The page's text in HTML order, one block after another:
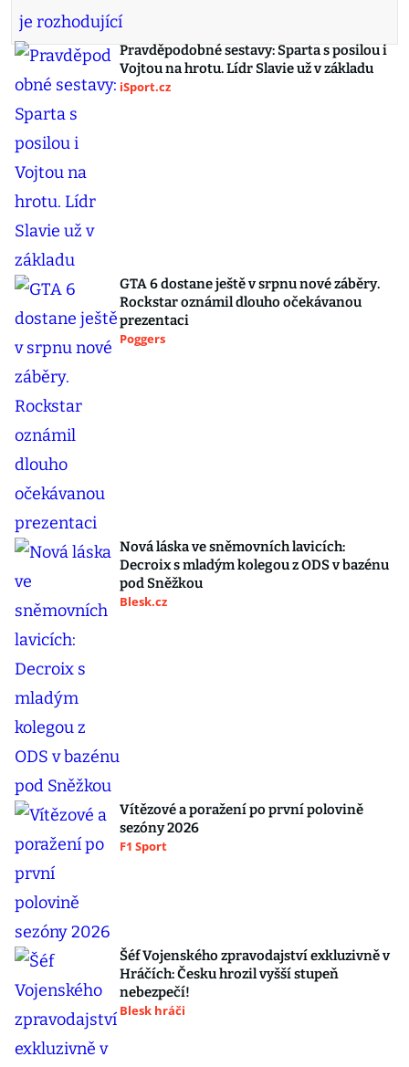
Pravděpodobné sestavy: Sparta s posilou i
Vojtou na hrotu. Lídr Slavie už v základu
iSport.cz
GTA 6 dostane ještě v srpnu nové záběry.
Rockstar oznámil dlouho očekávanou
prezentaci
Poggers
Nová láska ve sněmovních lavicích:
Decroix s mladým kolegou z ODS v bazénu
pod Sněžkou
Blesk.cz
Vítězové a poražení po první polovině
sezóny 2026
F1 Sport
Šéf Vojenského zpravodajství exkluzivně v
Hráčích: Česku hrozil vyšší stupeň
nebezpečí!
Blesk hráči